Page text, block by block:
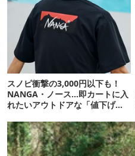
スノピ衝撃の3,000円以下も！
NANGA・ノース…即カートに入
れたいアウトドアな「値下げ夏